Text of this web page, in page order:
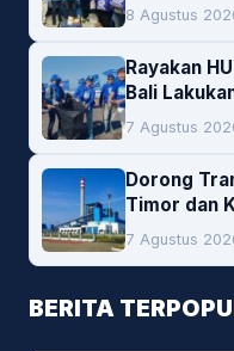
Darah
8 Agustus
Rayakan
Bali
Lingkungan
7 Agustus
Dorong
Timor dan
Peluang
Cofiring
7 Agustus
BERITA